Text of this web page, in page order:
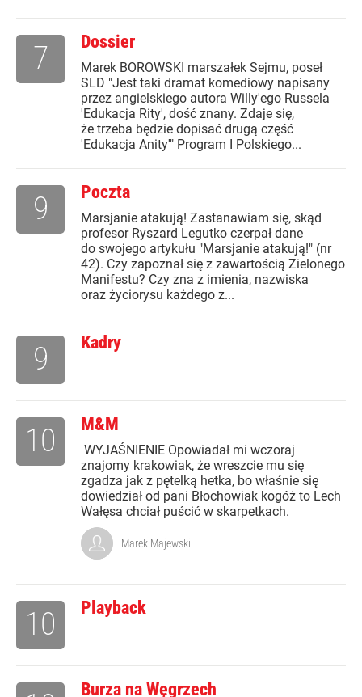
Dossier
Marek BOROWSKI marszałek Sejmu, poseł
SLD "Jest taki dramat komediowy napisany
przez angielskiego autora Willy'ego Russela
'Edukacja Rity', dość znany. Zdaje się,
że trzeba będzie dopisać drugą część
'Edukacja Anity'" Program I Polskiego...
7
Poczta
Marsjanie atakują! Zastanawiam się, skąd
profesor Ryszard Legutko czerpał dane
do swojego artykułu "Marsjanie atakują!" (nr
42). Czy zapoznał się z zawartością Zielonego
Manifestu? Czy zna z imienia, nazwiska
oraz życiorysu każdego z...
9
Kadry
9
M&M
WYJAŚNIENIE Opowiadał mi wczoraj
znajomy krakowiak, że wreszcie mu się
zgadza jak z pętelką hetka, bo właśnie się
dowiedział od pani Błochowiak kogóż to Lech
Wałęsa chciał puścić w skarpetkach.
10
Marek Majewski
Playback
10
Burza na Węgrzech